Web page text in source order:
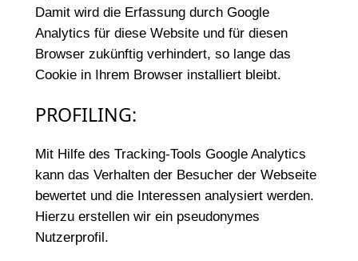
Damit wird die Erfassung durch Google
Analytics für diese Website und für diesen
Browser zukünftig verhindert, so lange das
Cookie in Ihrem Browser installiert bleibt.
PROFILING:
Mit Hilfe des Tracking-Tools Google Analytics
kann das Verhalten der Besucher der Webseite
bewertet und die Interessen analysiert werden.
Hierzu erstellen wir ein pseudonymes
Nutzerprofil.